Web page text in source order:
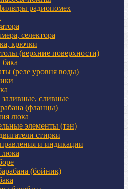
радиопомех
селектора
крючки
(верхние поверхности)
(реле уровня воды)
сливные
(фланцы)
люка
элементы (тэн)
стирки
и индикации
(бойник)